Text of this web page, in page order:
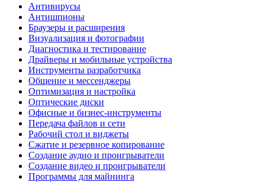
Антивирусы
Антишпионы
Браузеры и расширения
Визуализация и фотографии
Диагностика и тестирование
Драйверы и мобильные устройства
Инструменты разработчика
Общение и мессенджеры
Оптимизация и настройка
Оптические диски
Офисные и бизнес-инструменты
Передача файлов и сети
Рабочий стол и виджеты
Сжатие и резервное копирование
Создание аудио и проигрыватели
Создание видео и проигрыватели
Программы для майнинга